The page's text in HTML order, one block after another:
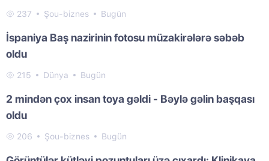
237 Şou-biznes Bugün
İspaniya Baş nazirinin fotosu müzakirələrə səbəb
oldu
215 Dünya Bugün
2 mindən çox insan toya gəldi - Bəylə gəlin başqası
oldu
206 Şou-biznes Bugün